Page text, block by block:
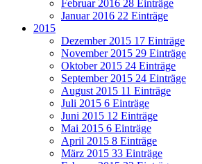
Februar 2016 28 Einträge
Januar 2016 22 Einträge
2015
Dezember 2015 17 Einträge
November 2015 29 Einträge
Oktober 2015 24 Einträge
September 2015 24 Einträge
August 2015 11 Einträge
Juli 2015 6 Einträge
Juni 2015 12 Einträge
Mai 2015 6 Einträge
April 2015 8 Einträge
März 2015 33 Einträge